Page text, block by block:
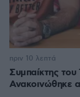
Συμπαίκτης
Ανακοινώθηκε
πριν 10 λεπτά